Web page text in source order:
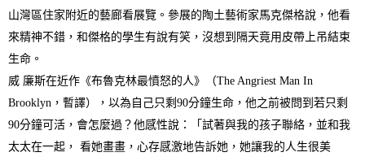
山灣區住家附近的藝廊看展覽。參展的陶土藝術家馬克傑格說，他看
來精神不錯，和傑格的學生有說有笑，沒想到隔天竟用皮帶上吊結束
生命。
威 廉斯在近作《布魯克林最憤怒的人》（The Angriest Man In
Brooklyn，暫譯），以為自己只剩90分鐘生命，他之前被問到若只剩
90分鐘可活，會怎麼過？他感性說：「試著與我的孩子聯絡，並和我
太太在一起， 看她畫畫，心存感激地告訴她，她讓我的人生很美